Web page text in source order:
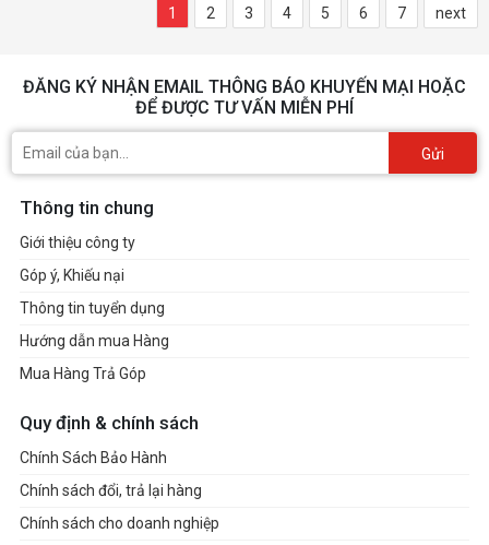
1 2 3 4 5 6 7 next
ĐĂNG KÝ NHẬN EMAIL THÔNG BÁO KHUYẾN MẠI HOẶC
ĐỂ ĐƯỢC TƯ VẤN MIỄN PHÍ
Gửi
Thông tin chung
Giới thiệu công ty
Góp ý, Khiếu nại
Thông tin tuyển dụng
Hướng dẫn mua Hàng
Mua Hàng Trả Góp
Quy định & chính sách
Chính Sách Bảo Hành
Chính sách đổi, trả lại hàng
Chính sách cho doanh nghiệp